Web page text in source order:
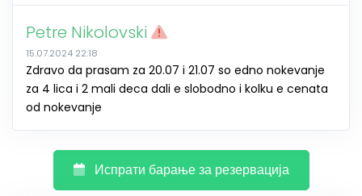
Petre Nikolovski
15.07.2024 22:18
Zdravo da prasam za 20.07 i 21.07 so edno nokevanje
za 4 lica i 2 mali deca dali e slobodno i kolku e cenata
od nokevanje
Испрати барање за резервација